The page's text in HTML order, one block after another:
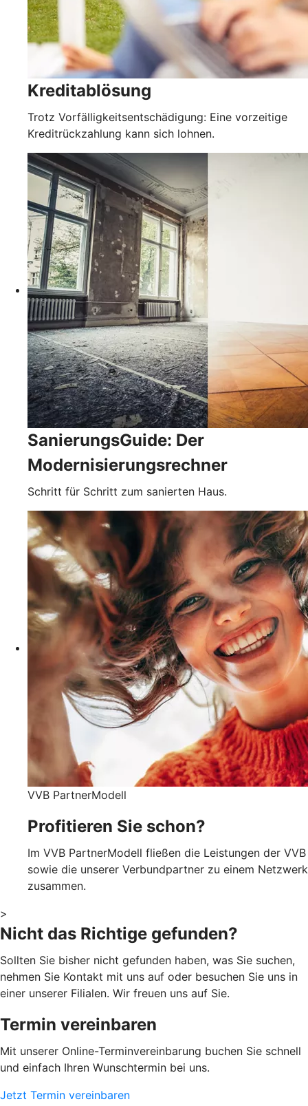
Kreditablösung
Trotz Vorfälligkeitsentschädigung: Eine vorzeitige
Kreditrückzahlung kann sich lohnen.
SanierungsGuide: Der
Modernisierungsrechner
Schritt für Schritt zum sanierten Haus.
VVB PartnerModell
Profitieren Sie schon?
Im VVB PartnerModell fließen die Leistungen der VVB
sowie die unserer Verbundpartner zu einem Netzwerk
zusammen.
>
Nicht das Richtige gefunden?
Sollten Sie bisher nicht gefunden haben, was Sie suchen,
nehmen Sie Kontakt mit uns auf oder besuchen Sie uns in
einer unserer Filialen. Wir freuen uns auf Sie.
Termin vereinbaren
Mit unserer Online-Terminvereinbarung buchen Sie schnell
und einfach Ihren Wunschtermin bei uns.
Jetzt Termin vereinbaren